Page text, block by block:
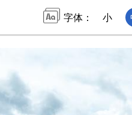
字体： 小